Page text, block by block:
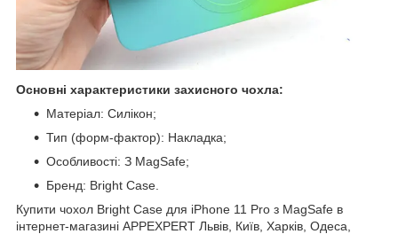
Основні характеристики захисного чохла:
Матеріал: Силікон;
Тип (форм-фактор): Накладка;
Особливості: З MagSafe;
Бренд: Bright Case.
Купити чохол Bright Case для iPhone 11 Pro з MagSafe в
інтернет-магазині APPEXPERT Львів, Київ, Харків, Одеса,